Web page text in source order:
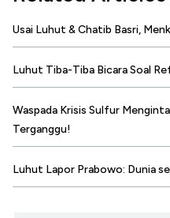
Usai Luhut & Chatib Basri,
Luhut Tiba-Tiba Bicara Soal
Waspada Krisis Sulfur
Terganggu!
Luhut Lapor Prabowo: Dunia